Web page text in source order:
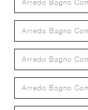
Arredo Bagno
Arredo Bagno
Arredo Bagno
Arredo Bagno